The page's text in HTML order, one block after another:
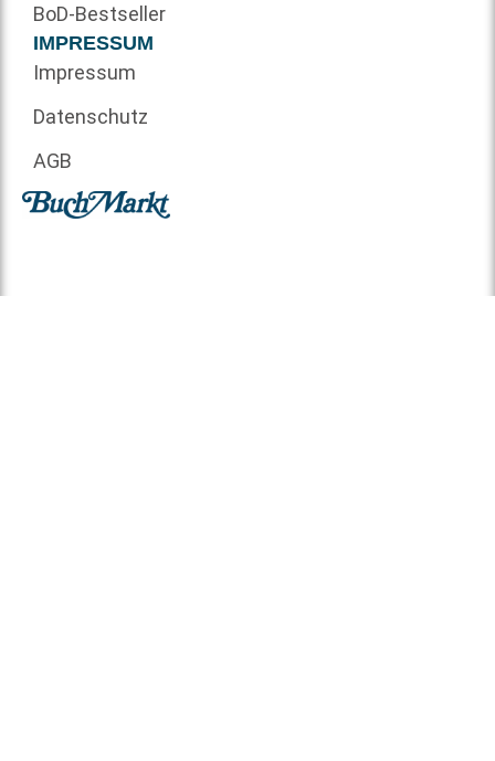
BoD-Bestseller
IMPRESSUM
Impressum
Datenschutz
AGB